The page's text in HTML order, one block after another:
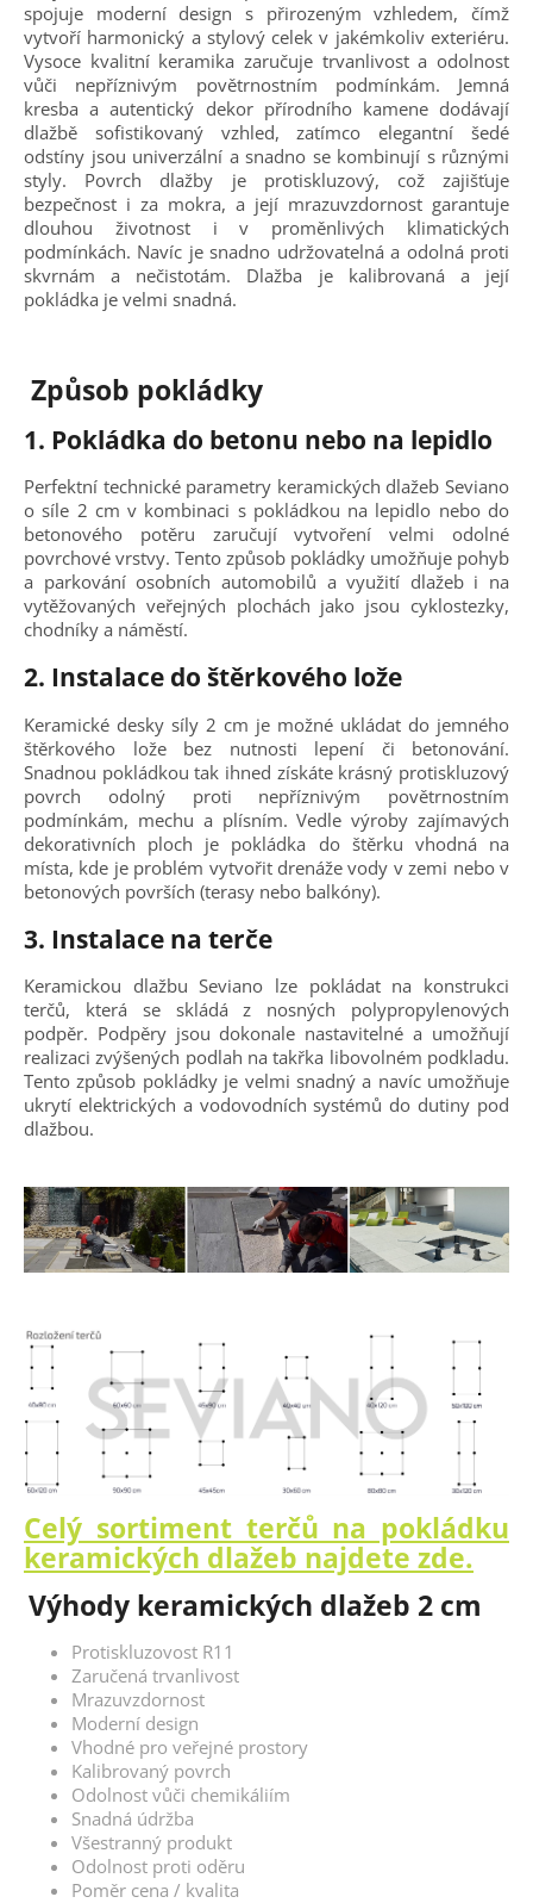
spojuje moderní design s přirozeným vzhledem, čímž
vytvoří harmonický a stylový celek v jakémkoliv exteriéru.
Vysoce kvalitní keramika zaručuje trvanlivost a odolnost
vůči nepříznivým povětrnostním podmínkám. Jemná
kresba a autentický dekor přírodního kamene dodávají
dlažbě sofistikovaný vzhled, zatímco elegantní šedé
odstíny jsou univerzální a snadno se kombinují s různými
styly. Povrch dlažby je protiskluzový, což zajišťuje
bezpečnost i za mokra, a její mrazuvzdornost garantuje
dlouhou životnost i v proměnlivých klimatických
podmínkách. Navíc je snadno udržovatelná a odolná proti
skvrnám a nečistotám. Dlažba je kalibrovaná a její
pokládka je velmi snadná.
Způsob pokládky
1. Pokládka do betonu nebo na lepidlo
Perfektní technické parametry keramických dlažeb Seviano
o síle 2 cm v kombinaci s pokládkou na lepidlo nebo do
betonového potěru zaručují vytvoření velmi odolné
povrchové vrstvy. Tento způsob pokládky umožňuje pohyb
a parkování osobních automobilů a využití dlažeb i na
vytěžovaných veřejných plochách jako jsou cyklostezky,
chodníky a náměstí.
2. Instalace do štěrkového lože
Keramické desky síly 2 cm je možné ukládat do jemného
štěrkového lože bez nutnosti lepení či betonování.
Snadnou pokládkou tak ihned získáte krásný protiskluzový
povrch odolný proti nepříznivým povětrnostním
podmínkám, mechu a plísním. Vedle výroby zajímavých
dekorativních ploch je pokládka do štěrku vhodná na
místa, kde je problém vytvořit drenáže vody v zemi nebo v
betonových površích (terasy nebo balkóny).
3. Instalace na terče
Keramickou dlažbu Seviano lze pokládat na konstrukci
terčů, která se skládá z nosných polypropylenových
podpěr. Podpěry jsou dokonale nastavitelné a umožňují
realizaci zvýšených podlah na takřka libovolném podkladu.
Tento způsob pokládky je velmi snadný a navíc umožňuje
ukrytí elektrických a vodovodních systémů do dutiny pod
dlažbou.
Celý sortiment terčů na pokládku
keramických dlažeb najdete zde.
Výhody keramických dlažeb 2 cm
Protiskluzovost R11
Zaručená trvanlivost
Mrazuvzdornost
Moderní design
Vhodné pro veřejné prostory
Kalibrovaný povrch
Odolnost vůči chemikáliím
Snadná údržba
Všestranný produkt
Odolnost proti oděru
Poměr cena / kvalita